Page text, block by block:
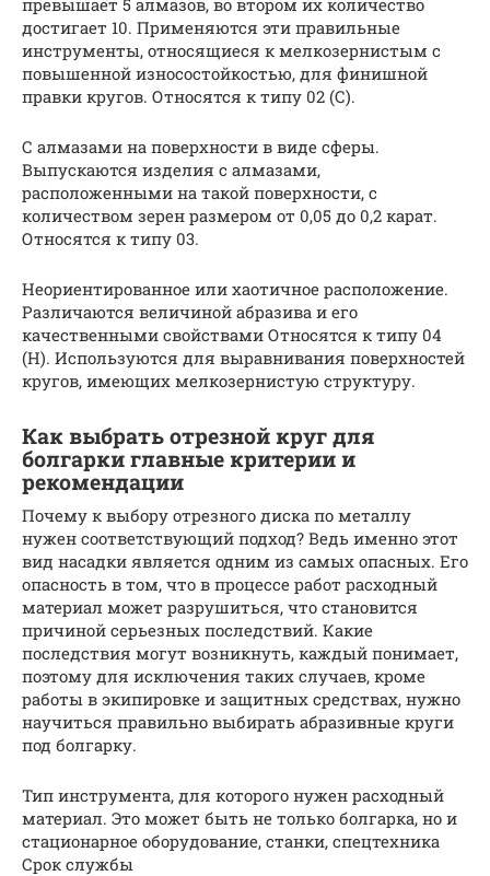
достигает 10. Применяются эти правильные
инструменты, относящиеся к мелкозернистым с
повышенной износостойкостью, для финишной
правки кругов. Относятся к типу 02 (С).
С алмазами на поверхности в виде сферы.
Выпускаются изделия с алмазами,
расположенными на такой поверхности, с
количеством зерен размером от 0,05 до 0,2 карат.
Относятся к типу 03.
Неориентированное или хаотичное расположение.
Различаются величиной абразива и его
качественными свойствами Относятся к типу 04
(Н). Используются для выравнивания поверхностей
кругов, имеющих мелкозернистую структуру.
Как выбрать отрезной круг для
болгарки главные критерии и
рекомендации
Почему к выбору отрезного диска по металлу
нужен соответствующий подход? Ведь именно этот
вид насадки является одним из самых опасных. Его
опасность в том, что в процессе работ расходный
материал может разрушиться, что становится
причиной серьезных последствий. Какие
последствия могут возникнуть, каждый понимает,
поэтому для исключения таких случаев, кроме
работы в экипировке и защитных средствах, нужно
научиться правильно выбирать абразивные круги
под болгарку.
Тип инструмента, для которого нужен расходный
материал. Это может быть не только болгарка, но и
стационарное оборудование, станки, спецтехника
Срок службы